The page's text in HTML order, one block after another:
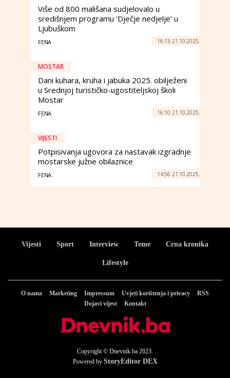
Više od 800 mališana sudjelovalo u
središnjem programu 'Dječje nedjelje' u
Ljubuškom
FENA 16:13 21.10.2025.
MOSTAR
Dani kuhara, kruha i jabuka 2025. obilježeni
u Srednjoj turističko-ugostiteljskoj školi
Mostar
FENA 16:10 21.10.2025.
VIJESTI
Potpisivanja ugovora za nastavak izgradnje
mostarske južne obilaznice
FENA 14:56 21.10.2025.
Vijesti Sport Interview Teme Crna kronika
Lifestyle
O nama Marketing Impressum Uvjeti korištenja i privacy
RSS
Dojavi vijest
Kontakt
Copyright © Dnevnik.ba 2023.
Powered by StoryEditor DEX